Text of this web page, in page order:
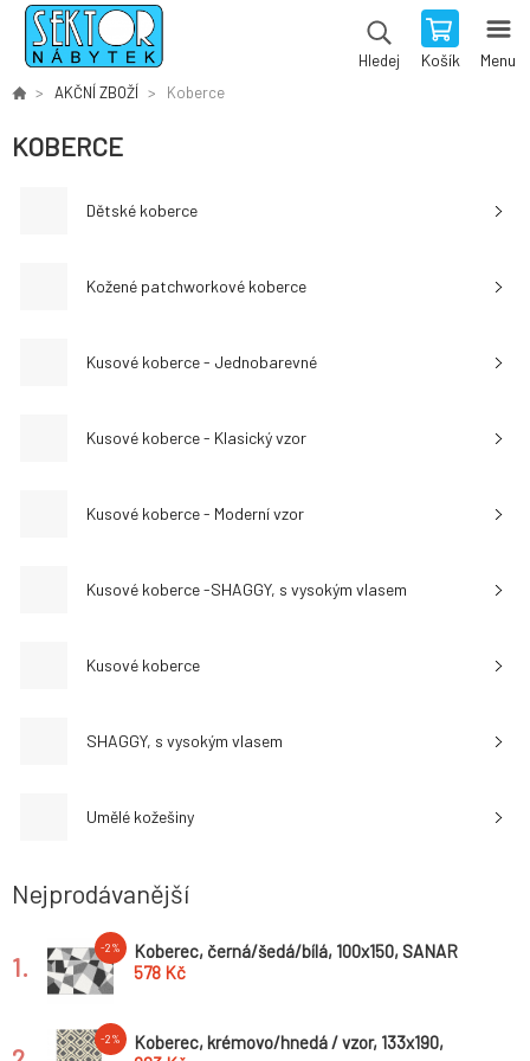
Hledej Košík Menu
AKČNÍ ZBOŽÍ Koberce
KOBERCE
Dětské koberce
Kožené patchworkové koberce
Kusové koberce - Jednobarevné
Kusové koberce - Klasický vzor
Kusové koberce - Moderní vzor
Kusové koberce -SHAGGY, s vysokým vlasem
Kusové koberce
SHAGGY, s vysokým vlasem
Umělé kožešiny
Nejprodávanější
1.
-2%
Koberec, černá/šedá/bílá, 100x150, SANAR
578 Kč
-2%
Koberec, krémovo/hnedá / vzor, 133x190,